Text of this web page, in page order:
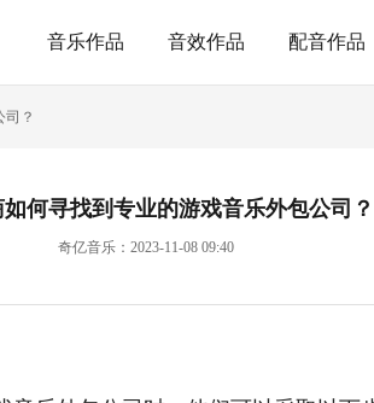
音乐作品 音效作品 配音作品
？
何寻找到专业的游戏音乐外包公司？
奇亿音乐：2023-11-08 09:40